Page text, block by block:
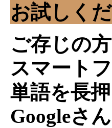
お試しく
ご存じの
スマート
単語を長
Googleさ